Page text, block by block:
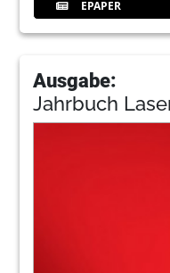
EPAPER
Ausgabe:
Jahrbuch